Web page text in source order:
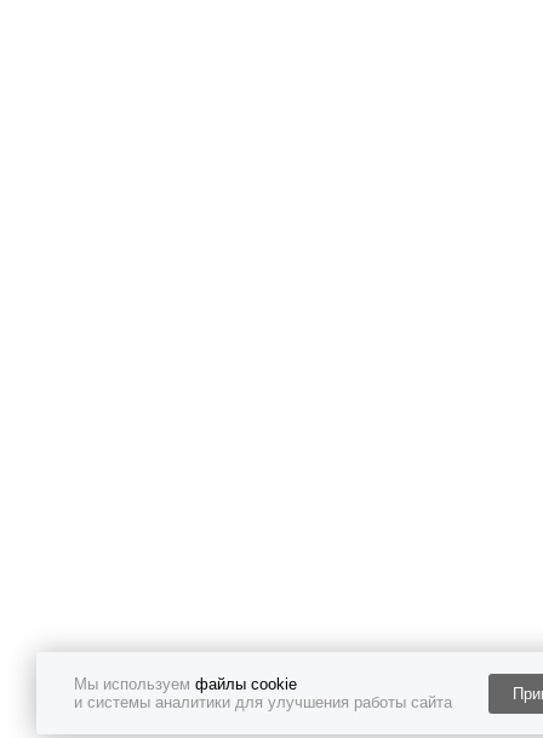
Мы используем файлы cookie
и системы аналитики для улучшения работы сайта